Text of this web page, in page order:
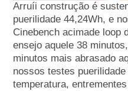
Arruíi construção é
puerilidade 44,24Wh, e
Cinebench acimade loop
ensejo aquele 38
minutos mais abrasado
nossos testes
temperatura,